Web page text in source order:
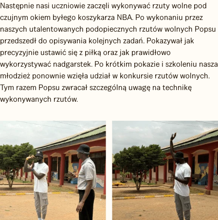
Następnie nasi uczniowie zaczęli wykonywać rzuty wolne pod
czujnym okiem byłego koszykarza NBA. Po wykonaniu przez
naszych utalentowanych podopiecznych rzutów wolnych Popsu
przedszedł do opisywania kolejnych zadań. Pokazywał jak
precyzyjnie ustawić się z piłką oraz jak prawidłowo
wykorzystywać nadgarstek. Po krótkim pokazie i szkoleniu nasza
młodzież ponownie wzięła udział w konkursie rzutów wolnych.
Tym razem Popsu zwracał szczególną uwagę na technikę
wykonywanych rzutów.